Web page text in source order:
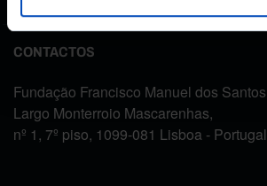
CONTACTOS
Fundação Francisco Manuel dos Santos
Largo Monterroio Mascarenhas,
nº 1, 7º piso, 1099-081 Lisboa - Portugal